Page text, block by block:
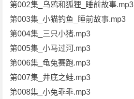
第002集_乌鸦和狐狸_睡前故事.mp3
第003集_小猫钓鱼_睡前故事.mp3
第004集_三只小猪.mp3
第005集_小马过河.mp3
第006集_龟兔赛跑.mp3
第007集_井底之蛙.mp3
第008集_小兔乖乖.mp3